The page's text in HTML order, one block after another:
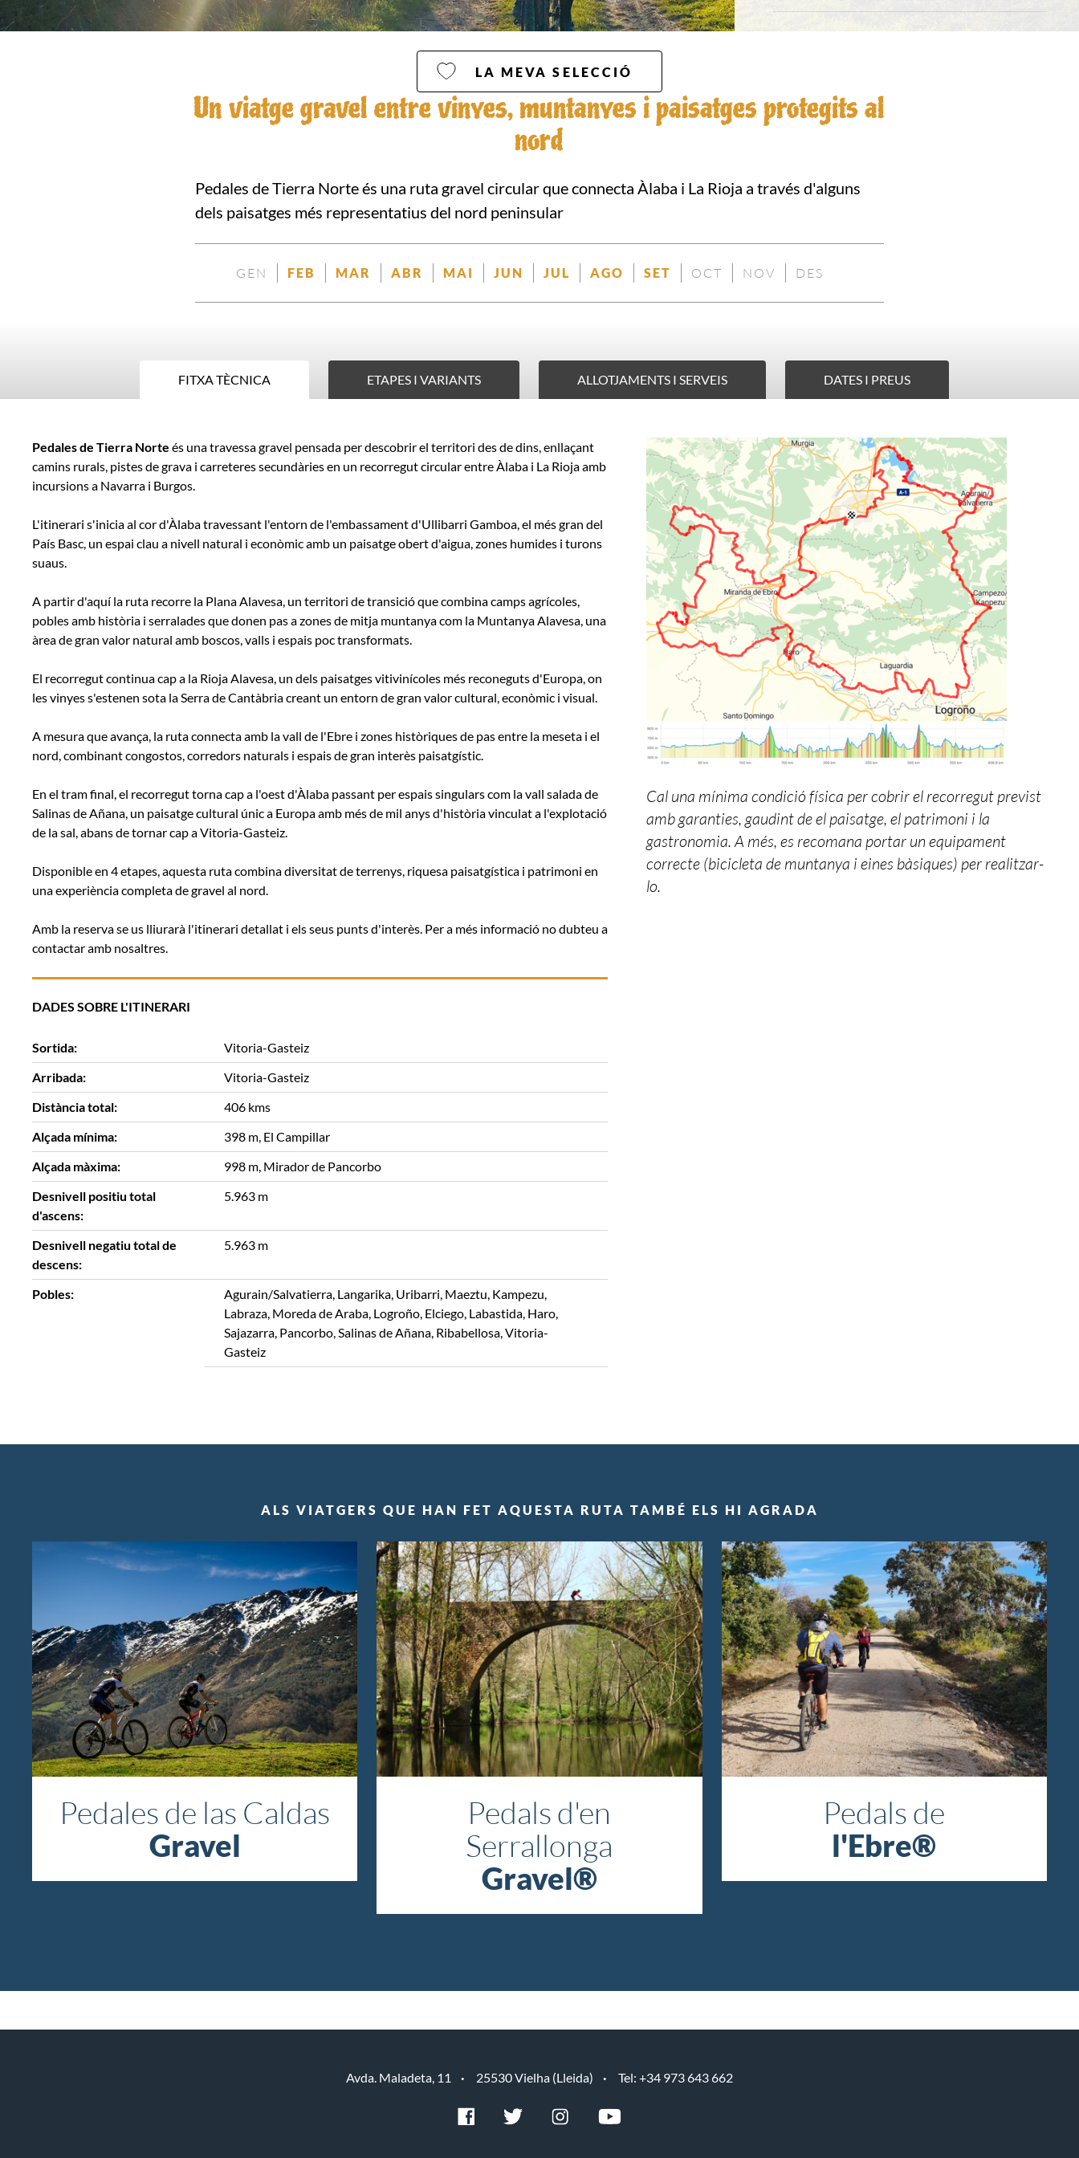
LA MEVA SELECCIÓ
Un viatge gravel entre vinyes, muntanyes i paisatges protegits al
nord
Pedales de Tierra Norte és una ruta gravel circular que connecta Àlaba i La Rioja a través d'alguns
dels paisatges més representatius del nord peninsular
GEN
NO
DISPONIBLE
FEB
DISPONIBLE
MAR
DISPONIBLE
ABR
DISPONIBLE
MAI
DISPONIBLE
JUN
DISPONIBLE
JUL
DISPONIBLE
AGO
DISPONIBLE
SET
DISPONIBLE
OCT
NO
DISPONIBLE
NOV
NO
DISPONIBLE
DES
DISPONIBLE
FITXA TÈCNICA ETAPES I VARIANTS ALLOTJAMENTS I SERVEIS DATES I PREUS
tècnica
Pedales de Tierra Norte és una travessa gravel pensada per descobrir el territori des de dins, enllaçant
camins rurals, pistes de grava i carreteres secundàries en un recorregut circular entre Àlaba i La Rioja amb
incursions a Navarra i Burgos.
L'itinerari s'inicia al cor d'Àlaba travessant l'entorn de l'embassament d'Ullibarri Gamboa, el més gran del
País Basc, un espai clau a nivell natural i econòmic amb un paisatge obert d'aigua, zones humides i turons
suaus.
A partir d'aquí la ruta recorre la Plana Alavesa, un territori de transició que combina camps agrícoles,
pobles amb història i serralades que donen pas a zones de mitja muntanya com la Muntanya Alavesa, una
àrea de gran valor natural amb boscos, valls i espais poc transformats.
El recorregut continua cap a la Rioja Alavesa, un dels paisatges vitivinícoles més reconeguts d'Europa, on
les vinyes s'estenen sota la Serra de Cantàbria creant un entorn de gran valor cultural, econòmic i visual.
A mesura que avança, la ruta connecta amb la vall de l'Ebre i zones històriques de pas entre la meseta i el
nord, combinant congostos, corredors naturals i espais de gran interès paisatgístic.
En el tram final, el recorregut torna cap a l'oest d'Àlaba passant per espais singulars com la vall salada de
Salinas de Añana, un paisatge cultural únic a Europa amb més de mil anys d'història vinculat a l'explotació
de la sal, abans de tornar cap a Vitoria-Gasteiz.
Disponible en 4 etapes, aquesta ruta combina diversitat de terrenys, riquesa paisatgística i patrimoni en
una experiència completa de gravel al nord.
Amb la reserva se us lliurarà l'itinerari detallat i els seus punts d'interès. Per a més informació no dubteu a
contactar amb nosaltres.
DADES SOBRE L'ITINERARI
Sortida:
Vitoria-Gasteiz
Arribada:
Vitoria-Gasteiz
Distància total:
406 kms
Alçada mínima:
398 m, El Campillar
Alçada màxima:
998 m, Mirador de Pancorbo
Desnivell positiu total
d'ascens:
5.963 m
Desnivell negatiu total de
descens:
5.963 m
Pobles:
Agurain/Salvatierra, Langarika, Uribarri, Maeztu, Kampezu,
Labraza, Moreda de Araba, Logroño, Elciego, Labastida, Haro,
Sajazarra, Pancorbo, Salinas de Añana, Ribabellosa, Vitoria-
Gasteiz
Cal una mínima condició física per cobrir el recorregut previst
amb garanties, gaudint de el paisatge, el patrimoni i la
gastronomia. A més, es recomana portar un equipament
correcte (bicicleta de muntanya i eines bàsiques) per realitzar-
lo.
ALS VIATGERS QUE HAN FET AQUESTA RUTA TAMBÉ ELS HI AGRADA
Pedales de las Caldas
Gravel
Pedals d'en
Serrallonga
Gravel®
Pedals de
l'Ebre®
Avda. Maladeta, 11 25530 Vielha (Lleida) Tel: +34 973 643 662